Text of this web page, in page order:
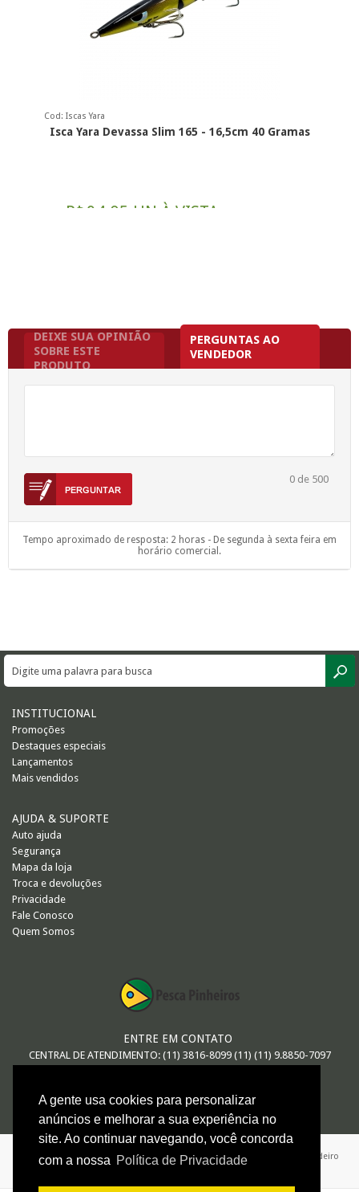
A gente usa cookies para personalizar
anúncios e melhorar a sua experiência no
site. Ao continuar navegando, você concorda
com a nossa Política de Privacidade
Cod: Iscas Yara
Isca Yara Devassa Slim 165 - 16,5cm 40 Gramas
R$ 94,05 UN À VISTA
DEIXE SUA OPINIÃO
SOBRE ESTE
PRODUTO
PERGUNTAS AO
VENDEDOR
0 de 500
Tempo aproximado de resposta: 2 horas - De segunda à sexta feira em
horário comercial.
INSTITUCIONAL
Promoções
Destaques especiais
Lançamentos
Mais vendidos
AJUDA & SUPORTE
Auto ajuda
Segurança
Mapa da loja
Troca e devoluções
Privacidade
Fale Conosco
Quem Somos
ENTRE EM CONTATO
CENTRAL DE ATENDIMENTO: (11) 3816-8099 (11) (11) 9.8850-7097
vendas@pescapinheiros.com.br
ARTHUR MACEDO DE OLIVEIRA - ME / 08.547.552/0001-26 / Avenida Brigadeiro
Faria Lima 624 - São Paulo - SP